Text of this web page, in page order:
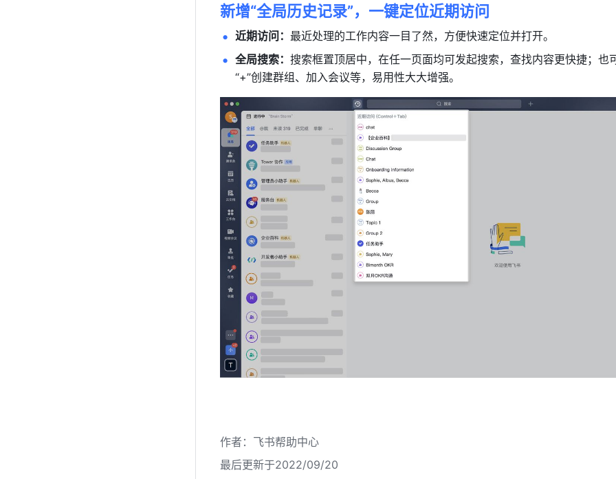
新增“全局历史记录”，一键定位近期访问
近期访问： 最近处理的工作内容一目了然，方便快速定位并打开。
全局搜索： 搜索框置顶居中，在任一页面均可发起搜索，查找内容更快捷；也
“+”创建群组、加入会议等，易用性大大增强。
作者 ： 飞书帮助中心
最后更新于2022/09/20